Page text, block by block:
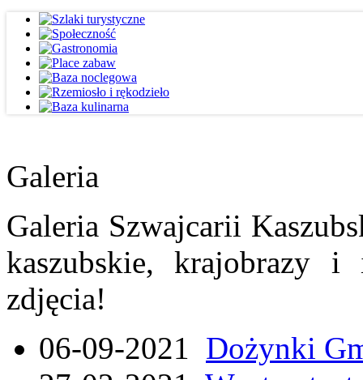
Galeria
Galeria Szwajcarii
kaszubskie, krajobrazy
zdjęcia!
06-09-2021 Dożynki